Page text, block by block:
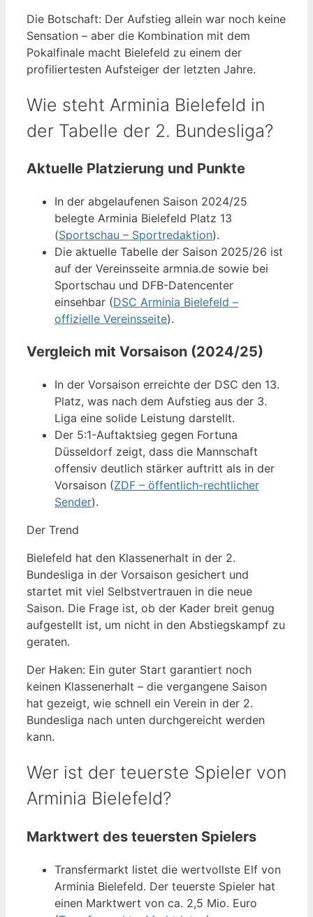
Die Botschaft: Der Aufstieg allein war noch keine
Sensation – aber die Kombination mit dem
Pokalfinale macht Bielefeld zu einem der
profiliertesten Aufsteiger der letzten Jahre.
Wie steht Arminia Bielefeld in
der Tabelle der 2. Bundesliga?
Aktuelle Platzierung und Punkte
In der abgelaufenen Saison 2024/25
belegte Arminia Bielefeld Platz 13
(Sportschau – Sportredaktion).
Die aktuelle Tabelle der Saison 2025/26 ist
auf der Vereinsseite armnia.de sowie bei
Sportschau und DFB-Datencenter
einsehbar (DSC Arminia Bielefeld –
offizielle Vereinsseite).
Vergleich mit Vorsaison (2024/25)
In der Vorsaison erreichte der DSC den 13.
Platz, was nach dem Aufstieg aus der 3.
Liga eine solide Leistung darstellt.
Der 5:1-Auftaktsieg gegen Fortuna
Düsseldorf zeigt, dass die Mannschaft
offensiv deutlich stärker auftritt als in der
Vorsaison (ZDF – öffentlich-rechtlicher
Sender).
Der Trend
Bielefeld hat den Klassenerhalt in der 2.
Bundesliga in der Vorsaison gesichert und
startet mit viel Selbstvertrauen in die neue
Saison. Die Frage ist, ob der Kader breit genug
aufgestellt ist, um nicht in den Abstiegskampf zu
geraten.
Der Haken: Ein guter Start garantiert noch
keinen Klassenerhalt – die vergangene Saison
hat gezeigt, wie schnell ein Verein in der 2.
Bundesliga nach unten durchgereicht werden
kann.
Wer ist der teuerste Spieler von
Arminia Bielefeld?
Marktwert des teuersten Spielers
Transfermarkt listet die wertvollste Elf von
Arminia Bielefeld. Der teuerste Spieler hat
einen Marktwert von ca. 2,5 Mio. Euro